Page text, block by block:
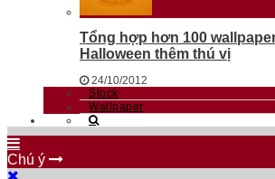
Tổng hợp hơn 100
Halloween thêm thú vị
24/10/2012
Stock
Wallpaper
Chú ý